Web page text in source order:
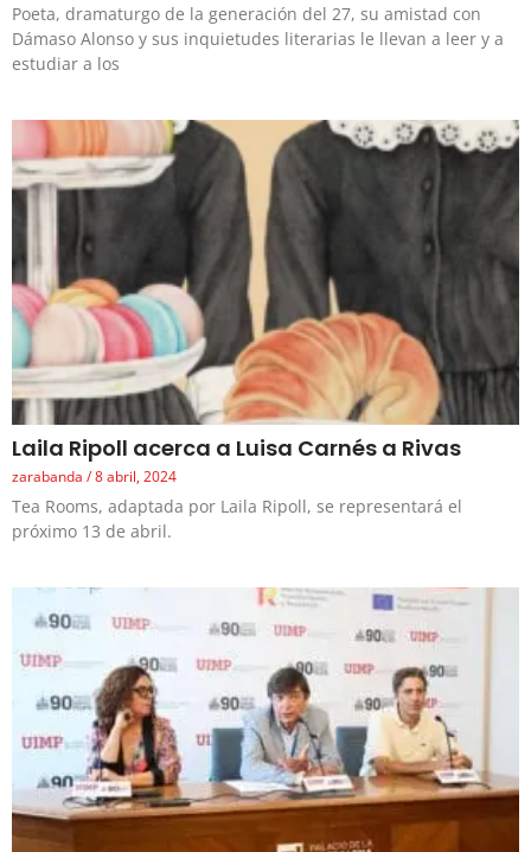
Poeta, dramaturgo de la generación del 27, su amistad con
Dámaso Alonso y sus inquietudes literarias le llevan a leer y a
estudiar a los
Laila Ripoll acerca a Luisa Carnés a Rivas
zarabanda 8 abril, 2024
Tea Rooms, adaptada por Laila Ripoll, se representará el
próximo 13 de abril.